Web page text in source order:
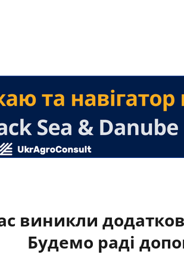
виникли
Будемо раді